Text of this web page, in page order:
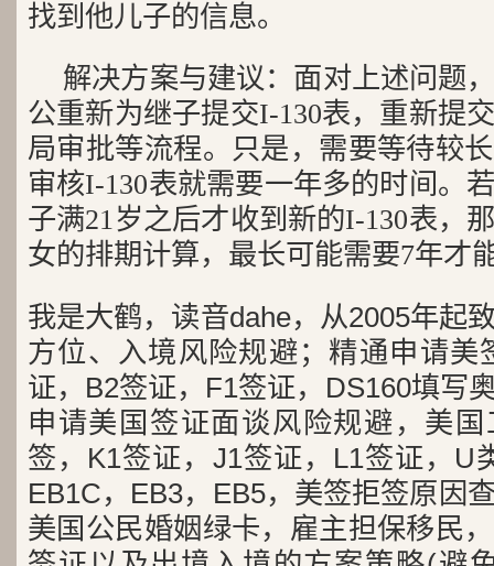
找到他儿子的信息。
解决方案与建议：面对上述问题
公重新为继子提交I-130表，重新提
局审批等流程。只是，需要等待较
审核I-130表就需要一年多的时间。
子满21岁之后才收到新的I-130表，
女的排期计算，最长可能需要7年才
我是大鹤，读音dahe，从2005年起
方位、入境风险规避；精通申请美
证，B2签证，F1签证，DS160填写
申请美国签证面谈风险规避，美
签，K1签证，J1签证，L1签证，U
EB1C，EB3，EB5，美签拒签原因
美国公民婚姻绿卡，雇主担保移民